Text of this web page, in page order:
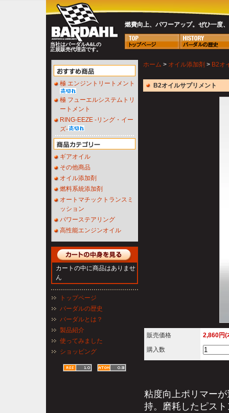
当社はバーダルA&Lの
正規販売代理店です。
燃費向上、パワーアップ。ぜひ一度
極 エンジントリートメント
極 フューエルシステムトリ
ートメント
RING-EEZE -リング・イー
ズ-
ギアオイル
その他商品
オイル添加剤
燃料系統添加剤
オートマチックトランスミ
ッション
パワーステアリング
高性能エンジンオイル
カートの中に商品はありませ
ん
トップページ
バーダルの歴史
バーダルとは？
製品紹介
使ってみました
ショッピング
ホーム > オイル添加剤 > B2オ
B2オイルサプリメント
販売価格
2,860円(
購入数
粘度向上ポリマー
持。磨耗したピス